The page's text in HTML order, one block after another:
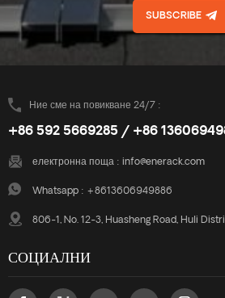
SUBSCRIBE
Ние сме на повикване 24/7 :
+86 592 5669285 / +86
електронна поща : info@enerack.com
Whatsapp : +8613606949886
806-1, No. 12-3, Huasheng Road, Huli
СОЦИАЛНИ